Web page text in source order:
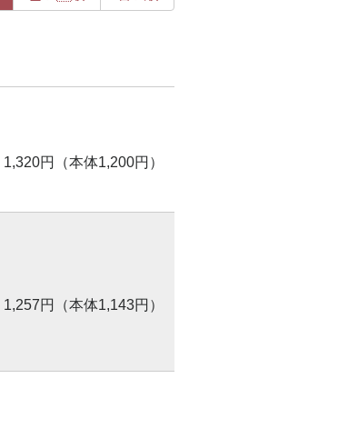
1,320円（本体1,200円）
1,257円（本体1,143円）